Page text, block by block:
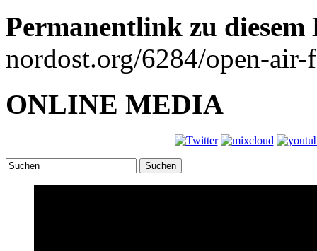
Permanentlink zu
nordost.org/6284/open-
ONLINE MEDIA
Suchen